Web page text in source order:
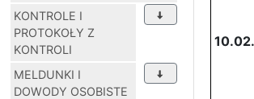
KONTROLE I
PROTOKOŁY Z
KONTROLI
MELDUNKI I
DOWODY OSOBISTE